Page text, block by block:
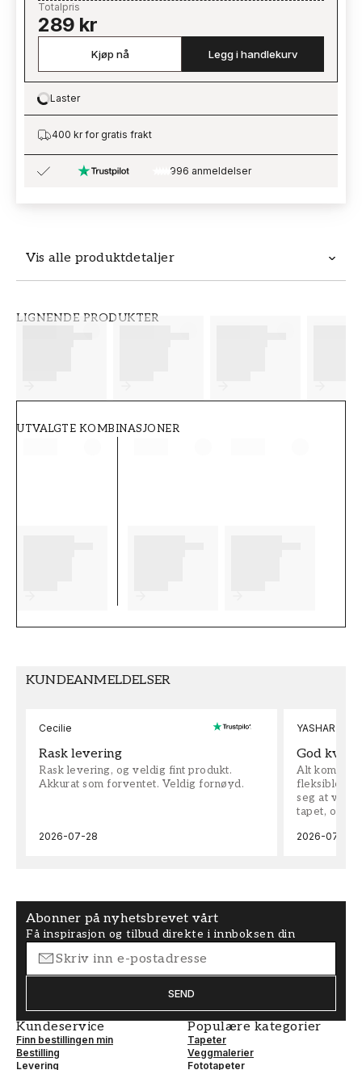
Vis alle produktdetaljer
LIGNENDE PRODUKTER
UTVALGTE KOMBINASJONER
Totalpris
289 kr
Kjøp nå Legg i handlekurv
Loading…
Laster
400 kr for gratis frakt
996 anmeldelser
KUNDEANMELDELSER
Cecilie
Rask levering
Rask levering, og veldig fint produkt.
Akkurat som forventet. Veldig fornøyd.
2026-07-28
YASHAR
God
Alt kom
fleksible på
seg at vi
tapet, og
2026-07-04
Abonner på nyhetsbrevet vårt
Få inspirasjon og tilbud direkte i innboksen din
SEND
Kundeservice
Finn bestillingen min
Bestilling
Levering
Populære kategorier
Tapeter
Veggmalerier
Fototapeter